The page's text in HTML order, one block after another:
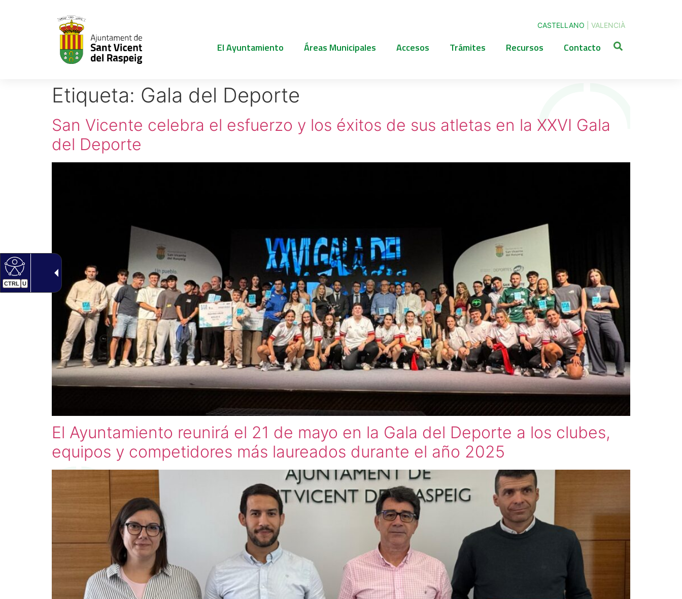
CTRL U
CASTELLANO VALENCIÀ
El Ayuntamiento Áreas Municipales Accesos Trámites Recursos Contacto
Etiqueta: Gala del Deporte
San Vicente celebra el esfuerzo y los éxitos de sus atletas en la XXVI Gala
del Deporte
El Ayuntamiento reunirá el 21 de mayo en la Gala del Deporte a los clubes,
equipos y competidores más laureados durante el año 2025